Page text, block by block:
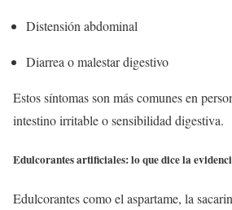
Distensión abdominal
Diarrea o malestar digestivo
Estos síntomas son más comunes en
intestino irritable o sensibilidad digestiva.
Edulcorantes artificiales: lo que dice la
Edulcorantes como el aspartame, la